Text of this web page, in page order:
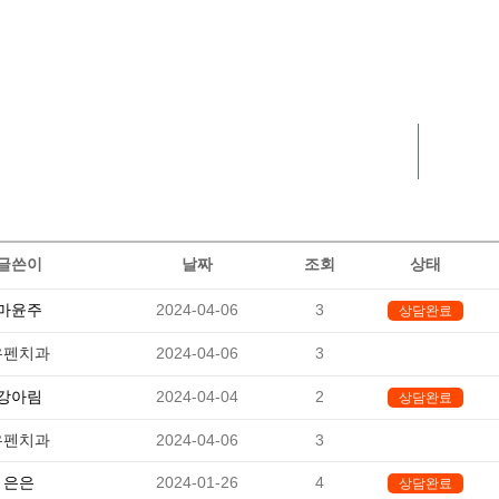
쓴이 날짜 조회 상태
윤주 2024-04-06 3 상담완료
펜치과 2024-04-06 3
아림 2024-04-04 2 상담완료
펜치과 2024-04-06 3
은은 2024-01-26 4 상담완료